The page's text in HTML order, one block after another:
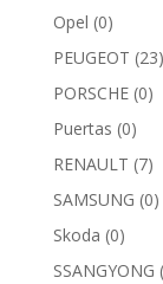
Opel (0)
PEUGEOT (23)
PORSCHE (0)
Puertas (0)
RENAULT (7)
SAMSUNG (0)
Skoda (0)
SSANGYONG